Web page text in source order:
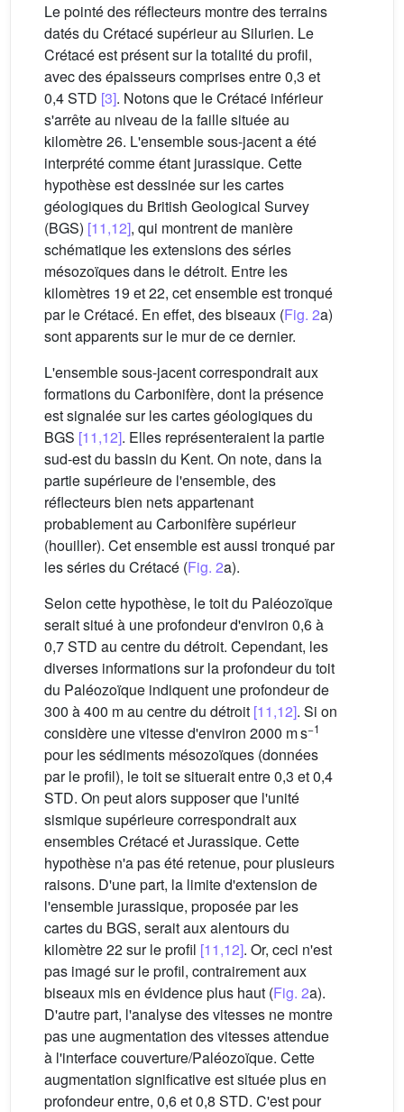
Le pointé des réflecteurs montre des terrains
datés du Crétacé supérieur au Silurien. Le
Crétacé est présent sur la totalité du profil,
avec des épaisseurs comprises entre 0,3 et
0,4 STD [3]. Notons que le Crétacé inférieur
s'arrête au niveau de la faille située au
kilomètre 26. L'ensemble sous-jacent a été
interprété comme étant jurassique. Cette
hypothèse est dessinée sur les cartes
géologiques du British Geological Survey
(BGS) [11,12], qui montrent de manière
schématique les extensions des séries
mésozoïques dans le détroit. Entre les
kilomètres 19 et 22, cet ensemble est tronqué
par le Crétacé. En effet, des biseaux (Fig. 2a)
sont apparents sur le mur de ce dernier.
L'ensemble sous-jacent correspondrait aux
formations du Carbonifère, dont la présence
est signalée sur les cartes géologiques du
BGS [11,12]. Elles représenteraient la partie
sud-est du bassin du Kent. On note, dans la
partie supérieure de l'ensemble, des
réflecteurs bien nets appartenant
probablement au Carbonifère supérieur
(houiller). Cet ensemble est aussi tronqué par
les séries du Crétacé (Fig. 2a).
Selon cette hypothèse, le toit du Paléozoïque
serait situé à une profondeur d'environ 0,6 à
0,7 STD au centre du détroit. Cependant, les
diverses informations sur la profondeur du toit
du Paléozoïque indiquent une profondeur de
300 à 400 m au centre du détroit [11,12]. Si on
considère une vitesse d'environ 2000 m s−1
pour les sédiments mésozoïques (données
par le profil), le toit se situerait entre 0,3 et 0,4
STD. On peut alors supposer que l'unité
sismique supérieure correspondrait aux
ensembles Crétacé et Jurassique. Cette
hypothèse n'a pas été retenue, pour plusieurs
raisons. D'une part, la limite d'extension de
l'ensemble jurassique, proposée par les
cartes du BGS, serait aux alentours du
kilomètre 22 sur le profil [11,12]. Or, ceci n'est
pas imagé sur le profil, contrairement aux
biseaux mis en évidence plus haut (Fig. 2a).
D'autre part, l'analyse des vitesses ne montre
pas une augmentation des vitesses attendue
à l'interface couverture/Paléozoïque. Cette
augmentation significative est située plus en
profondeur entre, 0,6 et 0,8 STD. C'est pour